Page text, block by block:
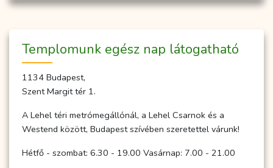
Temp­­lo­­munk egész nap lá­to­gat­ha­tó
1134 Budapest,
Szent Margit tér 1.
A Lehel téri metrómegállónál, a Lehel Csarnok és a
Westend között, Budapest szívében szeretettel várunk!
Hétfő - szombat: 6.30 - 19.00 Vasárnap: 7.00 - 21.00